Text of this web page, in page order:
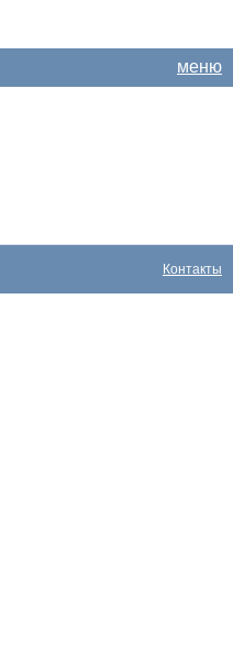
меню
Контакты